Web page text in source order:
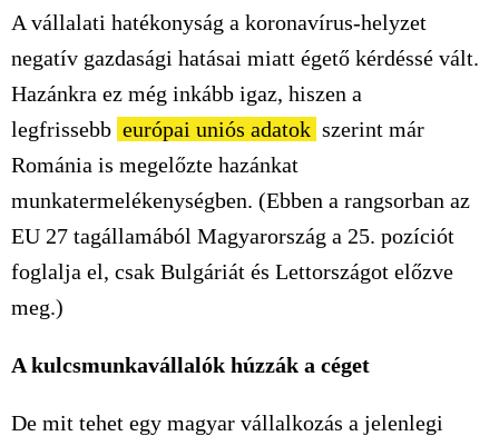
A vállalati hatékonyság a koronavírus-helyzet
negatív gazdasági hatásai miatt égető kérdéssé vált.
Hazánkra ez még inkább igaz, hiszen a
legfrissebb európai uniós adatok szerint már
Románia is megelőzte hazánkat
munkatermelékenységben. (Ebben a rangsorban az
EU 27 tagállamából Magyarország a 25. pozíciót
foglalja el, csak Bulgáriát és Lettországot előzve
meg.)
A kulcsmunkavállalók húzzák a céget
De mit tehet egy magyar vállalkozás a jelenlegi